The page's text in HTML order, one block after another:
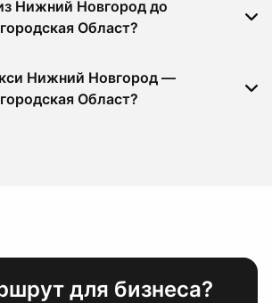
Нижний Новгород до
Област?
Нижний Новгород —
Област?
для бизнеса?